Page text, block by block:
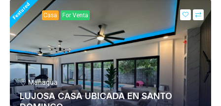
Featured Casa For Venta
Managua
LUJOSA CASA UBICADA EN SANTO